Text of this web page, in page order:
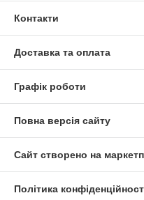
Контакти
Доставка та оплата
Графік роботи
Повна версія сайту
Сайт створено на
Політика